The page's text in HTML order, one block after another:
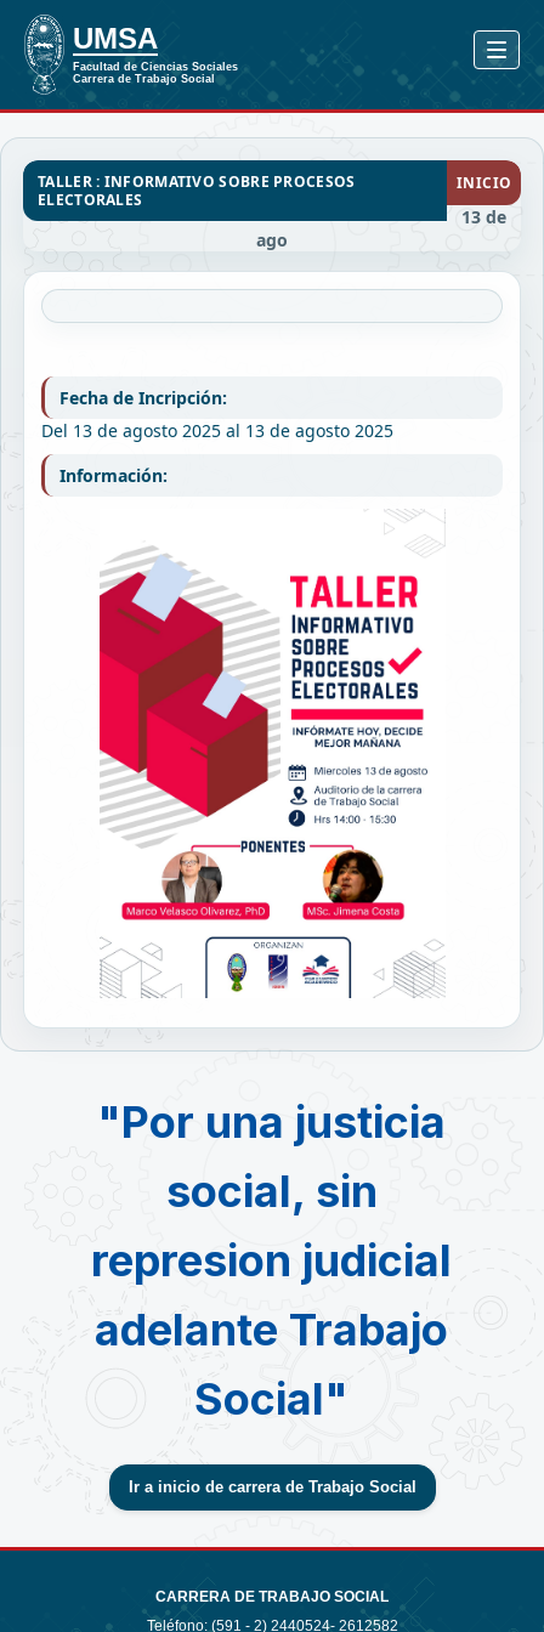
TALLER : INFORMATIVO SOBRE PROCESOS
ELECTORALES
INICIO
13 de
ago
Fecha de Incripción:
Del 13 de agosto 2025 al 13 de agosto 2025
Información:
"Por una justicia
social, sin
represion judicial
adelante Trabajo
Social"
Ir a inicio de carrera de Trabajo Social
CARRERA DE TRABAJO SOCIAL
Teléfono: (591 - 2) 2440524- 2612582